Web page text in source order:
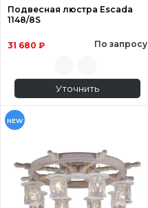
Подвесная люстра Escada
1148/8S
31 680 ₽ По запросу
Уточнить
NEW